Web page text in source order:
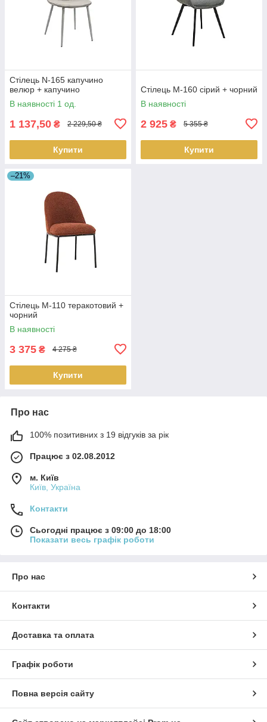
Стілець N-165 капучино
велюр + капучино
В наявності 1 од.
1 137,50 ₴ 2 229,50 ₴
Купити
Стілець M-160 сірий + чорний
В наявності
2 925 ₴ 5 355 ₴
Купити
–21%
Стілець M-110 теракотовий +
чорний
В наявності
3 375 ₴ 4 275 ₴
Купити
Про нас
100% позитивних з 19 відгуків за рік
Працює з 02.08.2012
м. Київ
Київ, Україна
Контакти
Сьогодні працює з 09:00 до 18:00
Показати весь графік роботи
Про нас
Контакти
Доставка та оплата
Графік роботи
Повна версія сайту